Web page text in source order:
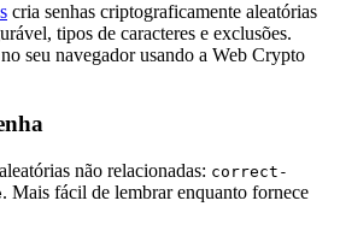
cria senhas criptograficamente aleatórias
tipos de caracteres e exclusões.
seu navegador usando a Web Crypto
não relacionadas: correct-
. Mais fácil de lembrar enquanto fornece